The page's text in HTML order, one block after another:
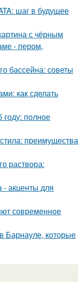
шаг в будущее
с чёрным
- пером,
бассейна: советы
как сделать
полное
преимущества
раствора:
- акценты для
современное
Барнауле, которые